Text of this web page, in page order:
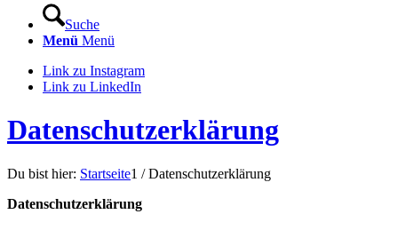
Suche
Menü Menü
Link zu Instagram
Link zu LinkedIn
Datenschutzerklärung
Du bist hier: Startseite1 / Datenschutzerklärung
Datenschutzerklärung